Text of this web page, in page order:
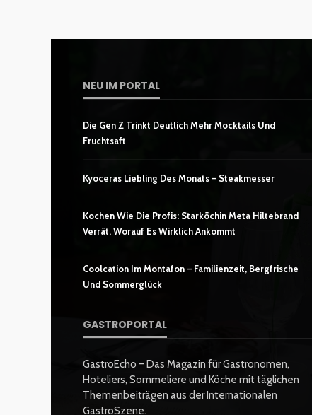
NEU IM PORTAL
Die Gen Z Trinkt Deutlich Mehr Mocktails Und
Fruchtsaft
Kyoceras Liebling Des Monats – Steakmesser
Kochen Wie Die Profis: Starköchin Meta Hiltebrand
Verrät, Worauf Es Wirklich Ankommt
Coolcation Im Montafon – Familienzeit, Bergfrische
Und Sommerglück
GASTROPORTAL
GastroEcho – Das Magazin für Gastronomen,
Hoteliers, Sommeliere und Köche mit täglichen
Themenbeiträgen aus der Internationalen
GastroSzene.